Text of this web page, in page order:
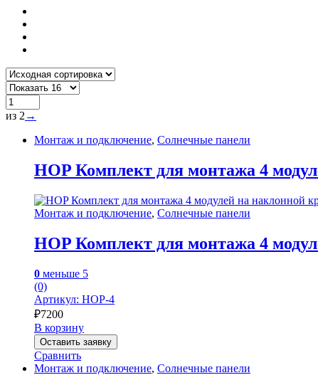
из 2 →
Монтаж и подключение, Солнечные панели
HOP Комплект для монтажа 4
Монтаж и подключение, Солнечные панели
HOP Комплект для монтажа 4
0 меньше 5
(0)
Артикул: HOP-4
₽7200
В корзину
Оставить заявку
Сравнить
Монтаж и подключение, Солнечные панели